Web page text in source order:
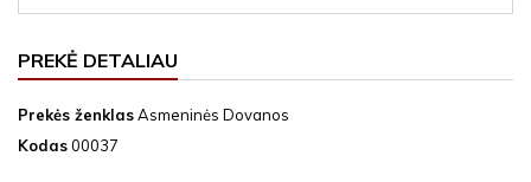
PREKĖ DETALIAU
Prekės ženklasAsmeninės Dovanos
Kodas00037